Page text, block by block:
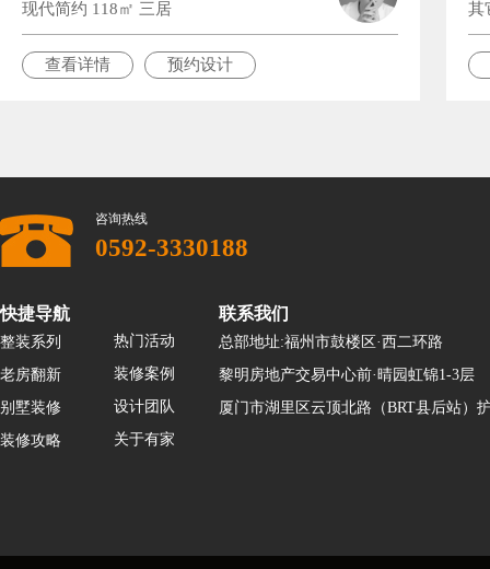
现代简约 118㎡ 三居
查看详情 预约设计
其
咨询热线
0592-3330188
快捷导航
整装系列
老房翻新
别墅装修
装修攻略
热门活动
装修案例
设计团队
关于有家
联系我们
总部地址:福州市鼓楼区·西二环路
黎明房地产交易中心前·晴园虹锦1-3层
厦门市湖里区云顶北路（BRT县后站）